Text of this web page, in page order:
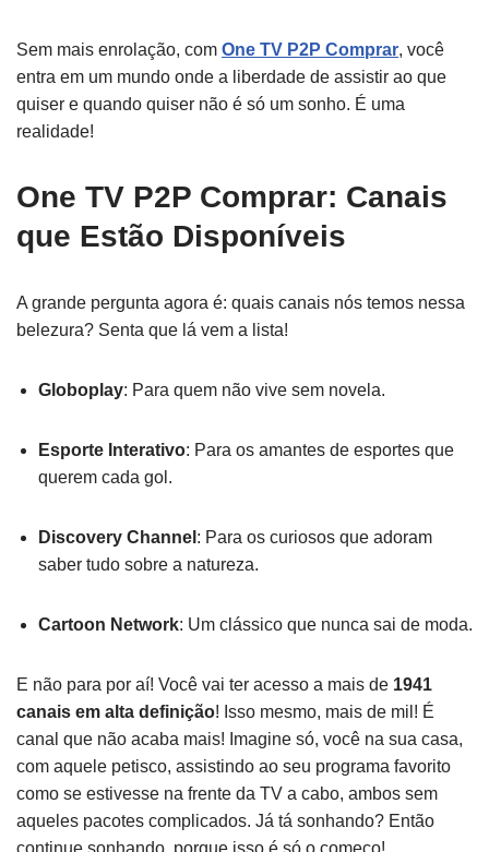
Sem mais enrolação, com One TV P2P Comprar, você
entra em um mundo onde a liberdade de assistir ao que
quiser e quando quiser não é só um sonho. É uma
realidade!
One TV P2P Comprar: Canais
que Estão Disponíveis
A grande pergunta agora é: quais canais nós temos nessa
belezura? Senta que lá vem a lista!
Globoplay: Para quem não vive sem novela.
Esporte Interativo: Para os amantes de esportes que
querem cada gol.
Discovery Channel : Para os curiosos que adoram
saber tudo sobre a natureza.
Cartoon Network: Um clássico que nunca sai de moda.
E não para por aí! Você vai ter acesso a mais de 1941
canais em alta definição! Isso mesmo, mais de mil! É
canal que não acaba mais! Imagine só, você na sua casa,
com aquele petisco, assistindo ao seu programa favorito
como se estivesse na frente da TV a cabo, ambos sem
aqueles pacotes complicados. Já tá sonhando? Então
continue sonhando, porque isso é só o começo!